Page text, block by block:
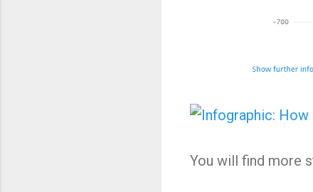
You will find more